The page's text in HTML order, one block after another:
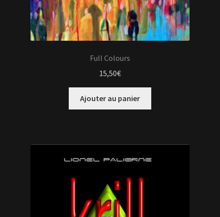
Full Colours
15,50€
Ajouter au panier